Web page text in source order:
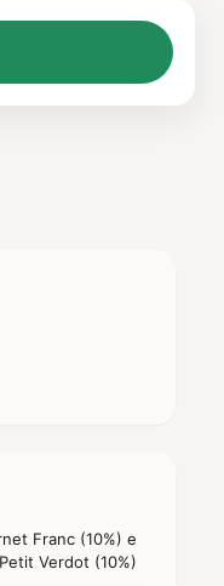
Franc (10%) e
Petit Verdot (10%)